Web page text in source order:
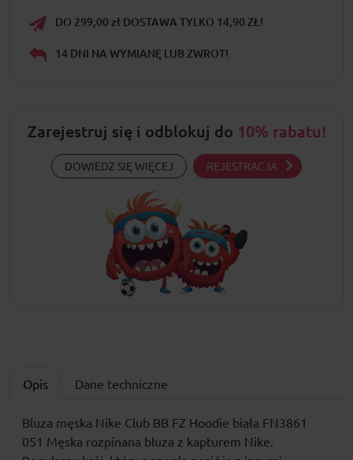
DO 299,00 zł DOSTAWA TYLKO 14,90 ZŁ!
14 DNI NA WYMIANĘ LUB ZWROT!
Zarejestruj się i odblokuj do 10% rabatu!
DOWIEDZ SIĘ WIĘCEJ REJESTRACJA
Opis Dane techniczne
Bluza męska Nike Club BB FZ Hoodie biała FN3861
051 Męska rozpinana bluza z kapturem Nike.